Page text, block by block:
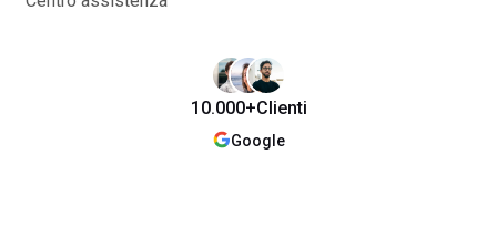
10.000+Clienti
Google